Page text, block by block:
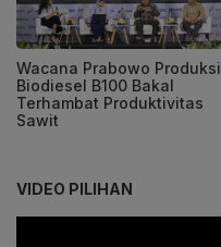
Wacana Prabowo Produksi
Biodiesel B100 Bakal
Terhambat Produktivitas
Sawit
VIDEO PILIHAN